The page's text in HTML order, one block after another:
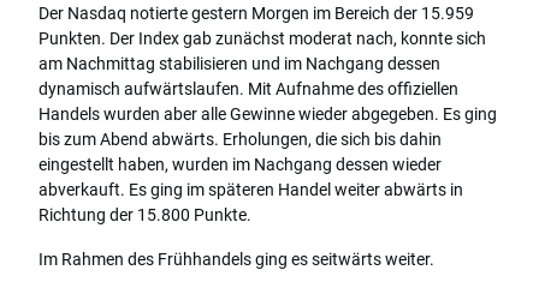
Der Nasdaq notierte gestern Morgen im Bereich der 15.959
Punkten. Der Index gab zunächst moderat nach, konnte sich
am Nachmittag stabilisieren und im Nachgang dessen
dynamisch aufwärtslaufen. Mit Aufnahme des offiziellen
Handels wurden aber alle Gewinne wieder abgegeben. Es ging
bis zum Abend abwärts. Erholungen, die sich bis dahin
eingestellt haben, wurden im Nachgang dessen wieder
abverkauft. Es ging im späteren Handel weiter abwärts in
Richtung der 15.800 Punkte.
Im Rahmen des Frühhandels ging es seitwärts weiter.